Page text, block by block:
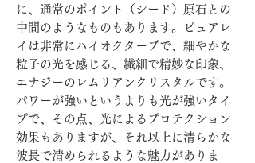
に、通常のポイント（シード）原石との
中間のようなものもあります。ピュアレ
イは非常にハイオクターブで、細やかな
粒子の光を感じる、繊細で精妙な印象、
エナジーのレムリアンクリスタルです。
パワーが強いというよりも光が強いタイ
プで、その点、光によるプロテクション
効果もありますが、それ以上に清らかな
波長で清められるような魅力がありま